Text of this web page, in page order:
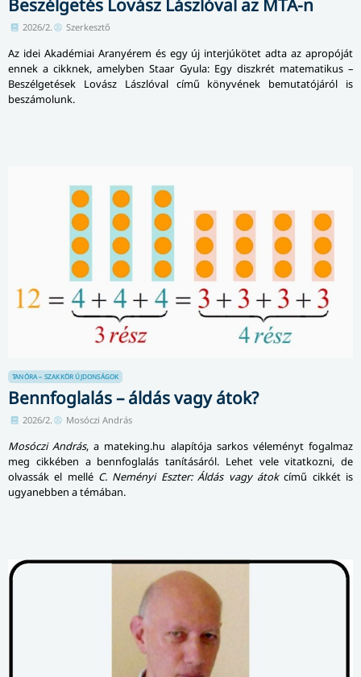
Beszélgetés Lovász Lászlóval az MTA-n
2026/2. Szerkesztő
Az idei Akadémiai Aranyérem és egy új interjúkötet adta az apropóját
ennek a cikknek, amelyben Staar Gyula: Egy diszkrét matematikus –
Beszélgetések Lovász Lászlóval című könyvének bemutatójáról is
beszámolunk.
TANÓRA – SZAKKÖR ÚJDONSÁGOK
Bennfoglalás – áldás vagy átok?
2026/2. Mosóczi András
Mosóczi András, a mateking.hu alapítója sarkos véleményt fogalmaz
meg cikkében a bennfoglalás tanításáról. Lehet vele vitatkozni, de
olvassák el mellé C. Neményi Eszter: Áldás vagy átokcímű cikkét is
ugyanebben a témában.